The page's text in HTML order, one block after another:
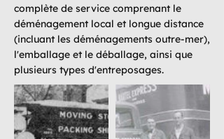
complète de service comprenant le
déménagement local et longue distance
(incluant les déménagements outre-mer),
l'emballage et le déballage, ainsi que
plusieurs types d'entreposages.